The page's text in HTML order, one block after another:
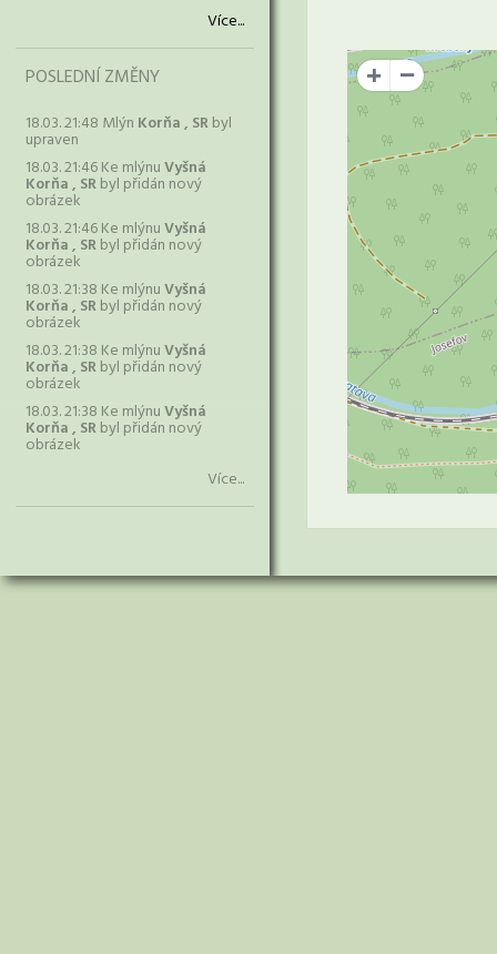
Více...
POSLEDNÍ ZMĚNY
18.03. 21:48 Mlýn Korňa , SRbyl
upraven
18.03. 21:46 Ke mlýnuVyšná
Korňa , SRbyl přidán nový
obrázek
18.03. 21:46 Ke mlýnuVyšná
Korňa , SRbyl přidán nový
obrázek
18.03. 21:38 Ke mlýnuVyšná
Korňa , SRbyl přidán nový
obrázek
18.03. 21:38 Ke mlýnuVyšná
Korňa , SRbyl přidán nový
obrázek
18.03. 21:38 Ke mlýnuVyšná
Korňa , SRbyl přidán nový
obrázek
Více...
+